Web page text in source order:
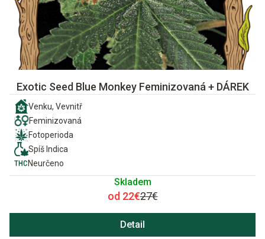
Exotic Seed Blue Monkey Feminizovaná + DÁREK
Venku, Vevnitř
Feminizovaná
Fotoperioda
Spíš Indica
Neurčeno
Skladem
od 22€27€
Detail